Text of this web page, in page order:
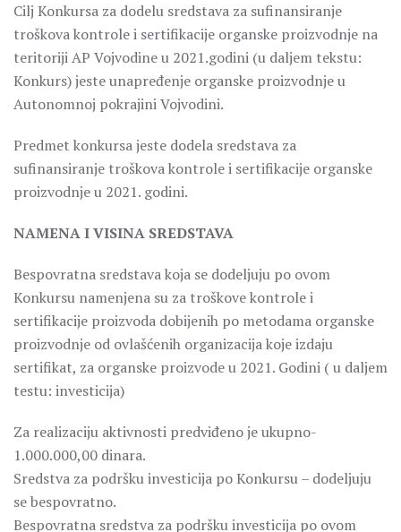
Cilj Konkursa za dodelu sredstava za sufinansiranje
troškova kontrole i sertifikacije organske proizvodnje na
teritoriji AP Vojvodine u 2021.godini (u daljem tekstu:
Konkurs) jeste unapređenje organske proizvodnje u
Autonomnoj pokrajini Vojvodini.
Predmet konkursa jeste dodela sredstava za
sufinansiranje troškova kontrole i sertifikacije organske
proizvodnje u 2021. godini.
NAMENA I VISINA SREDSTAVA
Bespovratna sredstava koja se dodeljuju po ovom
Konkursu namenjena su za troškove kontrole i
sertifikacije proizvoda dobijenih po metodama organske
proizvodnje od ovlašćenih organizacija koje izdaju
sertifikat, za organske proizvode u 2021. Godini ( u daljem
testu: investicija)
Za realizaciju aktivnosti predviđeno je ukupno-
1.000.000,00 dinara.
Sredstva za podršku investicija po Konkursu – dodeljuju
se bespovratno.
Bespovratna sredstva za podršku investicija po ovom